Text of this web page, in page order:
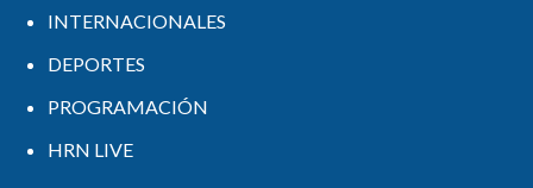
INTERNACIONALES
DEPORTES
PROGRAMACIÓN
HRN LIVE